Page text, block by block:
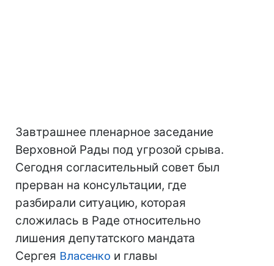
Завтрашнее пленарное заседание
Верховной Рады под угрозой срыва.
Сегодня согласительный совет был
прерван на консультации, где
разбирали ситуацию, которая
сложилась в Раде относительно
лишения депутатского мандата
Сергея Власенко и главы